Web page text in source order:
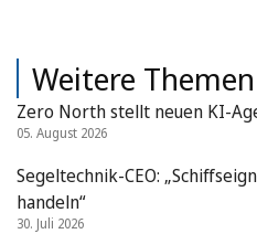
Weitere Themen
Zero North stellt neuen KI-
05. August 2026
Segeltechnik-CEO:
handeln“
30. Juli 2026